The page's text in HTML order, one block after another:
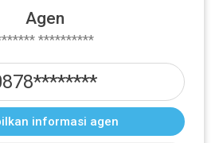
Agen
**********
informasi agen